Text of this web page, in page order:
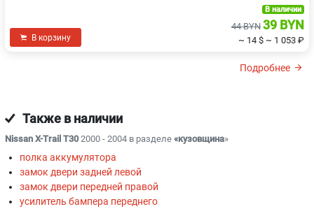
В корзину
В наличии
44 BYN 39 BYN
~ 14 $ ~ 1 053 ₽
Подробнее
Также в наличии
Nissan X-Trail T302000 - 2004 в разделе «кузовщина»
полка аккумулятора
замок двери задней левой
замок двери передней правой
усилитель бампера переднего